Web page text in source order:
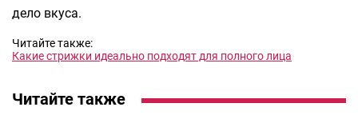
дело вкуса.
Читайте также:
Какие стрижки идеально подходят для полного лица
Читайте также